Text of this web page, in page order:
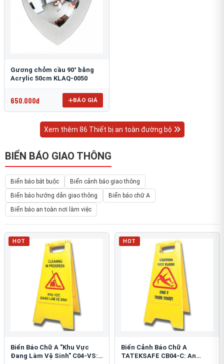
Gương chỏm cầu 90° bằng
Acrylic 50cm KLAQ-0050
650.000đ BÁO GIÁ
Xem thêm 86 Thiết bị an toàn đường bộ
BIỂN BÁO GIAO THÔNG
Biển báo bắt buộc
Biển cảnh báo giao thông
Biển báo hướng dẫn giao thông
Biển báo chữ A
Biển báo an toàn nơi làm việc
HOT
Biển Báo Chữ A "Khu Vực
Đang Làm Vệ Sinh" C04-VS:
HOT
Biển Cảnh Báo Chữ A
TATEKSAFE CB04-C: An